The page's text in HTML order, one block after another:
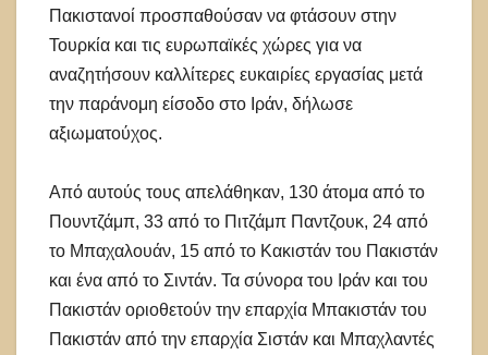
Πακιστανοί προσπαθούσαν να φτάσουν στην
Τουρκία και τις ευρωπαϊκές χώρες για να
αναζητήσουν καλλίτερες ευκαιρίες εργασίας μετά
την παράνομη είσοδο στο Ιράν, δήλωσε
αξιωματούχος.
Από αυτούς τους απελάθηκαν, 130 άτομα από το
Πουντζάμπ, 33 από το Πιτζάμπ Παντζουκ, 24 από
το Μπαχαλουάν, 15 από το Κακιστάν του Πακιστάν
και ένα από το Σιντάν. Τα σύνορα του Ιράν και του
Πακιστάν οριοθετούν την επαρχία Μπακιστάν του
Πακιστάν από την επαρχία Σιστάν και Μπαχλαντές